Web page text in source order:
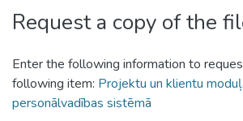
Request a copy of the
Enter the following information to
following item: Projektu un klientu
personālvadības sistēmā